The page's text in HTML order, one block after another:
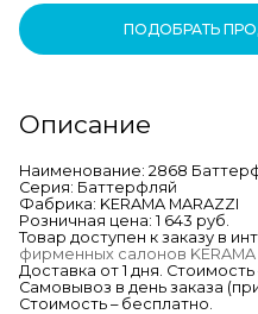
ПОДОБРАТЬ
Описание
Наименование: 2868
Серия: Баттерфляй
Фабрика: KERAMA MARAZZI
Розничная цена: 1 643 руб.
Товар доступен к заказу в
фирменных салонов KERAMA
Доставка от 1 дня. Стоимость
Самовывоз в день заказа
Стоимость – бесплатно.